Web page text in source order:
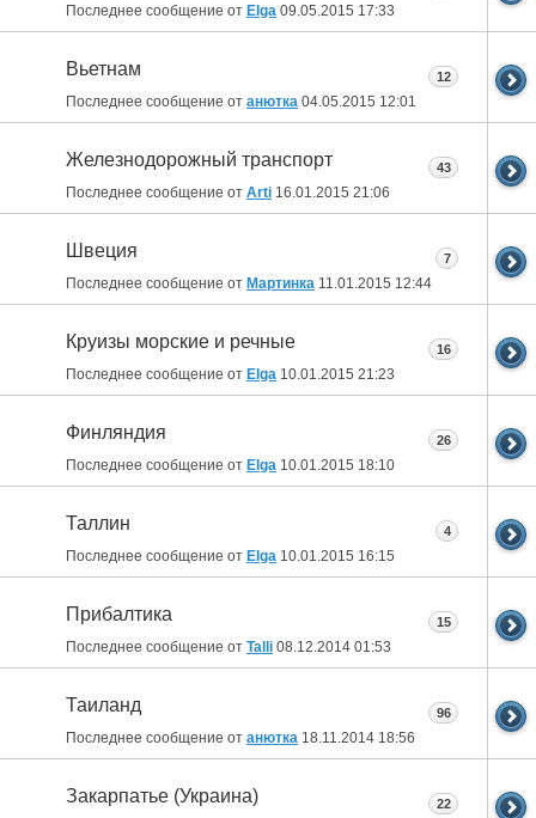
Последнее сообщение от Elga 09.05.2015 17:33
Вьетнам
Последнее сообщение от анютка 04.05.2015 12:01
12
Железнодорожный транспорт
Последнее сообщение от Arti 16.01.2015 21:06
43
Швеция
Последнее сообщение от Мартинка 11.01.2015 12:44
7
Круизы морские и речные
Последнее сообщение от Elga 10.01.2015 21:23
16
Финляндия
Последнее сообщение от Elga 10.01.2015 18:10
26
Таллин
Последнее сообщение от Elga 10.01.2015 16:15
4
Прибалтика
Последнее сообщение от Talli 08.12.2014 01:53
15
Таиланд
Последнее сообщение от анютка 18.11.2014 18:56
96
Закарпатье (Украина) 22